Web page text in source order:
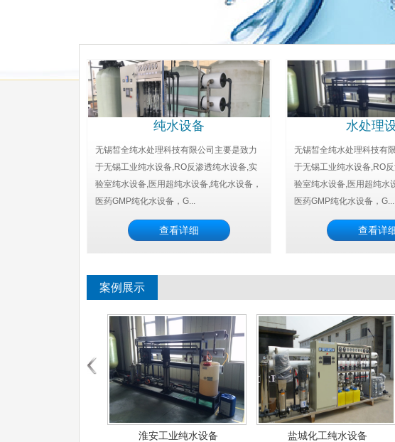
纯水设备
无锡皙全纯水处理科技有限公司主要是致力
于无锡工业纯水设备,RO反渗透纯水设备,实
验室纯水设备,医用超纯水设备,纯化水设备，
医药GMP纯化水设备，G...
查看详细
水处理
无锡皙全纯水处理科技有
于无锡工业纯水设备,RO
验室纯水设备,医用超纯水
医药GMP纯化水设备，G...
查看详
案例展示
盐城化工纯水设备 盐城实验室纯水设备